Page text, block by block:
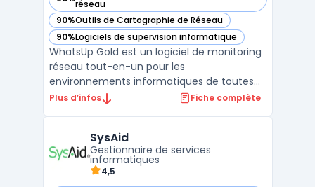
réseau
— voir WhatsUp Gold dans cette catégorie
90%Outils de Cartographie de Réseau
— voir WhatsUp Gold dans cette catégorie
90%Logiciels de supervision informatique
— voir WhatsUp Gold dans cette catégorie
WhatsUp Gold est un logiciel de monitoring
réseau tout-en-un pour les
environnements informatiques de toutes
tailles, depuis les petites entreprises aux
infrastructures réseau, plus une visibilité
complète de la performance des applic ...
Plus d’infos Fiche complète
SysAid
Gestionnaire de services
informatiques
4,5